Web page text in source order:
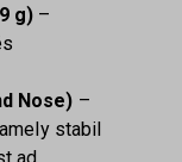
g) –
Nose) –
stabil